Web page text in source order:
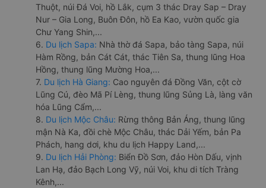
Thuột, núi Đá Voi, hồ Lắk, cụm 3 thác Dray Sap – Dray
Nur – Gia Long, Buôn Đôn, hồ Ea Kao, vườn quốc gia
Chư Yang Shin,...
6. Du lịch Sapa: Nhà thờ đá Sapa, bảo tàng Sapa, núi
Hàm Rồng, bản Cát Cát, thác Tiên Sa, thung lũng Hoa
Hồng, thung lũng Mường Hoa,...
7. Du lịch Hà Giang: Cao nguyên đá Đồng Văn, cột cờ
Lũng Cú, đèo Mã Pí Lèng, thung lũng Sủng Là, làng văn
hóa Lũng Cẩm,...
8. Du lịch Mộc Châu: Rừng thông Bản Áng, thung lũng
mận Nà Ka, đồi chè Mộc Châu, thác Dải Yếm, bản Pa
Phách, hang dơi, khu du lịch Happy Land,...
9. Du lịch Hải Phòng: Biển Đồ Sơn, đảo Hòn Dấu, vịnh
Lan Hạ, đảo Bạch Long Vỹ, núi Voi, khu di tích Tràng
Kênh,...